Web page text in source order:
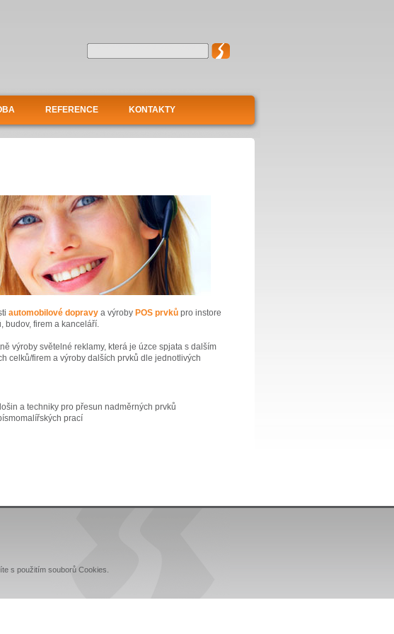
REFERENCE KONTAKTY
automobilové dopravy a výroby POS prvků pro instore
budov, firem a kanceláří.
výroby světelné reklamy, která je úzce spjata s dalším
celků/firem a výroby dalších prvků dle jednotlivých
a techniky pro přesun nadměrných prvků
prací
s použitím souborů Cookies.